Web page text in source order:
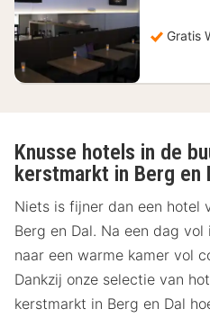
Gratis
Knusse hotels in de
kerstmarkt in Berg en
Niets is fijner dan een hotel
Berg en Dal. Na een dag
naar een warme kamer vol
Dankzij onze selectie van
kerstmarkt in Berg en Dal